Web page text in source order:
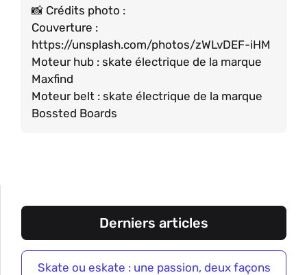
Crédits photo :
Couverture :
https://unsplash.com/photos/zWLvDEF-iHM
Moteur hub : skate électrique de la marque
Maxfind
Moteur belt : skate électrique de la marque
Bossted Boards
Derniers articles
Skate ou eskate : une passion, deux façons